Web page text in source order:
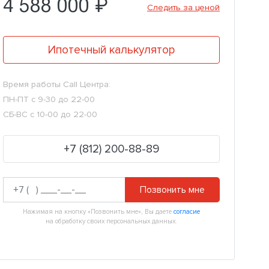
4 588 000 ₽ Следить за ценой
Ипотечный калькулятор
Время работы Call Центра:
ПН-ПТ с 9-30 до 22-00
СБ-ВС с 10-00 до 22-00
+7 (812) 200-88-89
Позвонить мне
Нажимая на кнопку «Позвонить мне», Вы даете согласие
на обработку своих персональных данных.